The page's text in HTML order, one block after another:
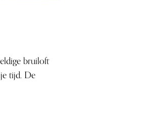
bruiloft
tijd. De